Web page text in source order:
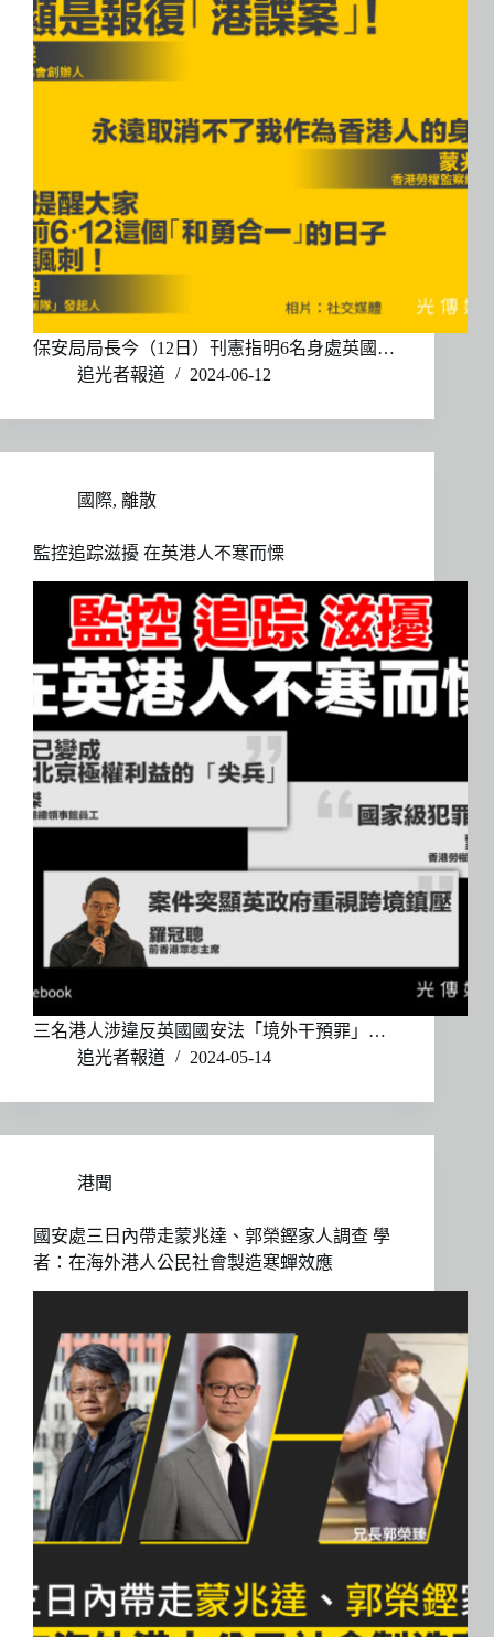
保安局局長今（12日）刊憲指明6名身處英國…
追光者報道
2024-06-12
國際, 離散
監控追踪滋擾 在英港人不寒而慄
三名港人涉違反英國國安法「境外干預罪」…
追光者報道
2024-05-14
港聞
國安處三日內帶走蒙兆達、郭榮鏗家人調查 學
者：在海外港人公民社會製造寒蟬效應